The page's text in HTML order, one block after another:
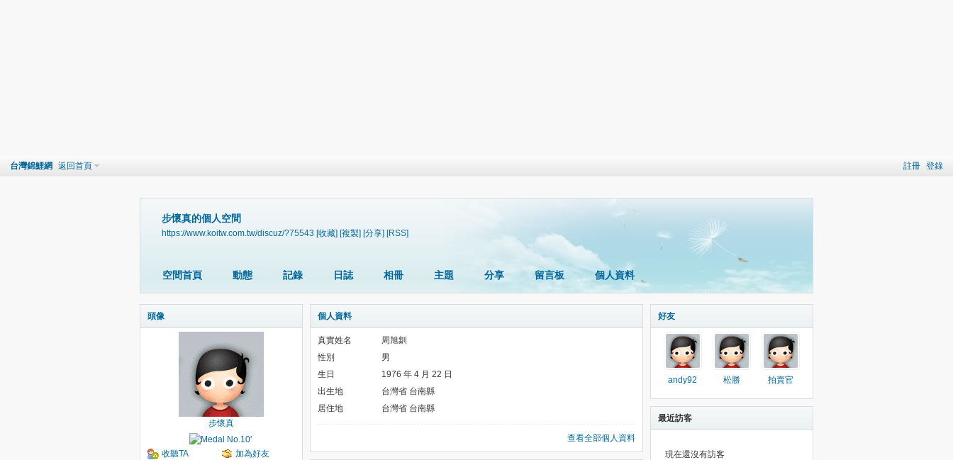
註冊 登錄
台灣錦鯉網 返回首頁
步懷真的個人空間
https://www.koitw.com.tw/discuz/?75543 [收藏] [複製] [分享] [RSS]
空間首頁 動態 記錄 日誌 相冊 主題 分享 留言板 個人資料
頭像
步懷真
收聽TA
加為好友
個人資料
真實姓名
周旭釧
性別
男
生日
1976 年 4 月 22 日
出生地
台灣省 台南縣
居住地
台灣省 台南縣
查看全部個人資料
好友
andy92 松勝 拍賣官
最近訪客
現在還沒有訪客